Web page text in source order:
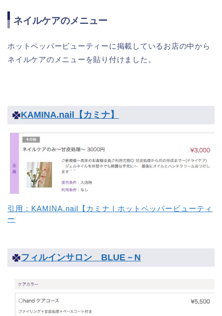
ネイルケアのメニュー
ホットペッパービューティーに掲載しているお店の中から
ネイルケアのメニューを貼り付けました。
KAMINA.nail【カミナ】
引用：KAMINA.nail【カミナ | ホットペッパービューティ
ー
フィルインサロン BLUE－N